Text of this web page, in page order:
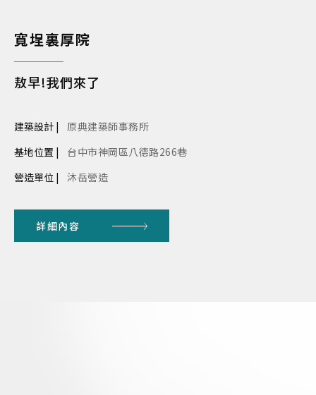
寬埕裏厚院
敖早!我們來了
建築設計 |
原典建築師事務所
基地位置 |
台中市神岡區八德路266巷
營造單位 |
沐岳營造
詳細內容